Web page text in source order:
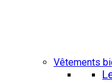
Vêtements